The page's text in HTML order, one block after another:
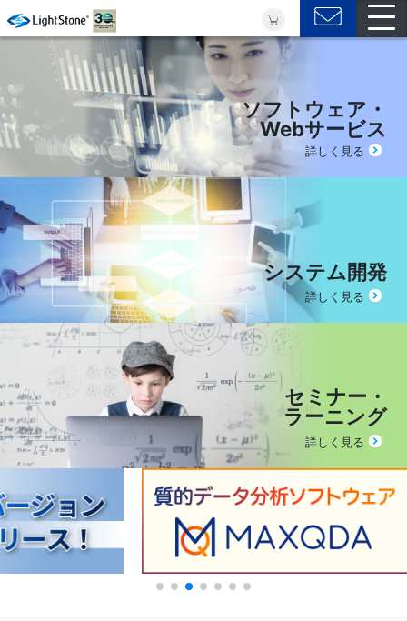
ソフトウェア・
Webサービス
詳しく見る
システム開発
詳しく見る
セミナー・
ラーニング
詳しく見る